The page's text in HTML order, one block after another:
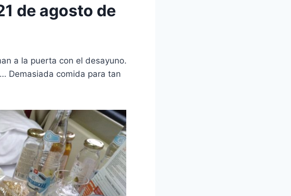
de agosto de
a la puerta con el desayuno.
Demasiada comida para tan